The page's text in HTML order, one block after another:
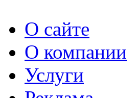
О сайте
О компании
Услуги